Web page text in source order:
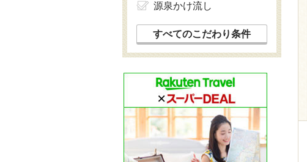
源泉かけ流し
すべてのこだわり条件